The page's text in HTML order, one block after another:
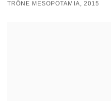
TRÔNE MESOPOTAMIA, 2015